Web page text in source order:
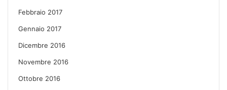
Febbraio 2017
Gennaio 2017
Dicembre 2016
Novembre 2016
Ottobre 2016